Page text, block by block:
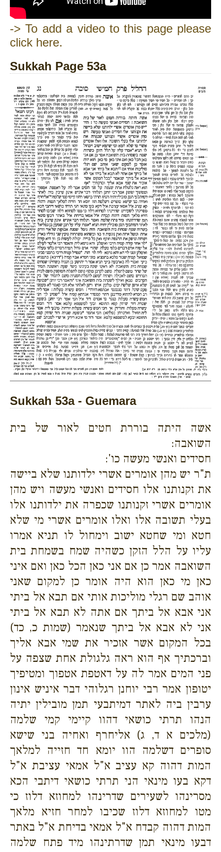
-> To add a video to this page please
click here.
Sukkah Page 53a
Sukkah 53a - Guemara
אשה היתה בוררת חטים לאור של בית
השואבה:
חסידים ואנשי מעשה כו':
ת"ר יש מהן אומרים אשרי ילדותנו שלא ביישה
את זקנותנו אלו חסידים ואנשי מעשה ויש מהן
אומרים אשרי זקנותנו שכפרה את ילדותנו אלו
בעלי תשובה אלו ואלו אומרים אשרי מי שלא
חטא ומי שחטא ישוב וימחול לו תניא אמרו
עליו על הלל הזקן כשהיה שמח בשמחת בית
השואבה אמר כן אם אני כאן הכל כאן ואם איני
כאן מי כאן הוא היה אומר כן למקום שאני
אוהב שם רגלי מוליכות אותי אם תבא אל ביתי
אני אבא אל ביתך אם אתה לא תבא אל ביתי
אני לא אבא אל ביתך שנאמר (שמות כ, כד)
בכל המקום אשר אזכיר את שמי אבא אליך
וברכתיך אף הוא ראה גלגולת אחת שצפה על
פני המים אמר לה על דאטפת אטפוך ומטיפיך
יטופון אמר רבי יוחנן רגלוהי דבר איניש אינון
ערבין ביה לאתר דמיתבעי תמן מובילין יתיה
הנהו תרתי כושאי דהוו קיימי קמי שלמה
(מלכים א ד, ג) אליחרף ואחיה בני שישא
סופרים דשלמה הוו יומא חד חזייה למלאך
המות דהוה קא עציב א"ל אמאי עציבת א"ל
דקא בעו מינאי הני תרתי כושאי דיתבי הכא
מסרינהו לשעירים שדרינהו למחוזא דלוז כי
מטו למחוזא דלוז שכיבו למחר חזיא מלאך
המות דהוה קבדח א"ל אמאי בדיחת א"ל באתר
דבעו מינאי תמן שדרתינהו מיד פתח שלמה